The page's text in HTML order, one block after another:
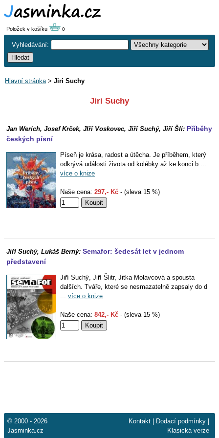
Položek v košíku 0
Vyhledávání:
Hlavní stránka> Jiri Suchy
Jiri Suchy
Jan Werich, Josef Krček, JIří Voskovec, Jiří Suchý, Jiří Šli: Příběhy
českých písní
Píseň je krása, radost a útěcha. Je příběhem, který
odkrývá události života od kolébky až ke konci b ...
více o knize
Naše cena: 297,- Kč - (sleva 15 %)
Jiří Suchý, Lukáš Berný: Semafor: šedesát let v jednom
představení
Jiří Suchý, Jiří Šlitr, Jitka Molavcová a spousta
dalších. Tváře, které se nesmazatelně zapsaly do d
... více o knize
Naše cena: 842,- Kč - (sleva 15 %)
© 2000 - 2026
Jasminka.cz
Kontakt Dodací podmínky